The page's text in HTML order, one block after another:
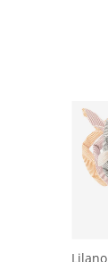
Lilano